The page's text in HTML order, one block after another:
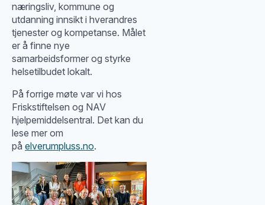
næringsliv, kommune og
utdanning innsikt i hverandres
tjenester og kompetanse. Målet
er å finne nye
samarbeidsformer og styrke
helsetilbudet lokalt.
På forrige møte var vi hos
Friskstiftelsen og NAV
hjelpemiddelsentral. Det kan du
lese mer om
på elverumpluss.no.